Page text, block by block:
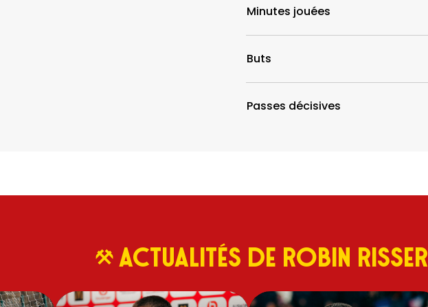
Minutes jouées
Buts
Passes décisives
Actualités de Robin Risser